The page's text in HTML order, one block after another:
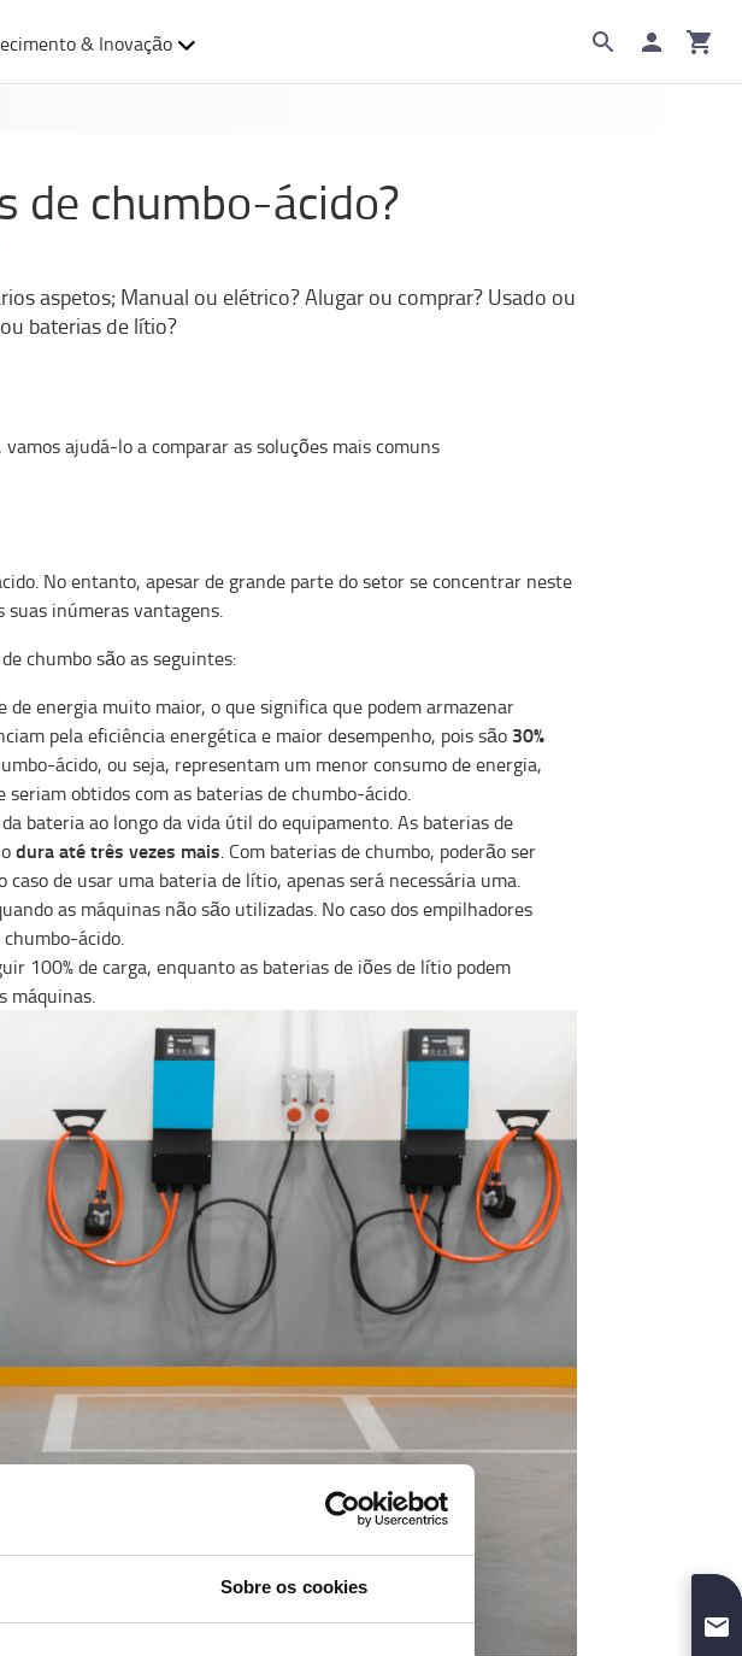
Sobre os cookies
& Inovação
de chumbo-ácido?
aspetos; Manual ou elétrico? Alugar ou comprar? Usado ou
baterias de lítio?
vamos ajudá-lo a comparar as soluções mais comuns
No entanto, apesar de grande parte do setor se concentrar neste
suas inúmeras vantagens.
chumbo são as seguintes:
de energia muito maior, o que significa que podem armazenar
pela eficiência energética e maior desempenho, pois são 30%
ácido, ou seja, representam um menor consumo de energia,
obtidos com as baterias de chumbo-ácido.
bateria ao longo da vida útil do equipamento. As baterias de
dura até três vezes mais. Com baterias de chumbo, poderão ser
de usar uma bateria de lítio, apenas será necessária uma.
as máquinas não são utilizadas. No caso dos empilhadores
chumbo-ácido.
100% de carga, enquanto as baterias de iões de lítio podem
máquinas.